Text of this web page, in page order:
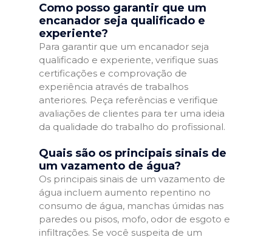
Como posso garantir que um
encanador seja qualificado e
experiente?
Para garantir que um encanador seja
qualificado e experiente, verifique suas
certificações e comprovação de
experiência através de trabalhos
anteriores. Peça referências e verifique
avaliações de clientes para ter uma ideia
da qualidade do trabalho do profissional.
Quais são os principais sinais de
um vazamento de água?
Os principais sinais de um vazamento de
água incluem aumento repentino no
consumo de água, manchas úmidas nas
paredes ou pisos, mofo, odor de esgoto e
infiltrações. Se você suspeita de um